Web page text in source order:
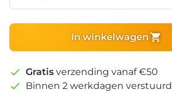
In winkelwagen
Gratis verzending vanaf €50
Binnen 2 werkdagen verstuurd